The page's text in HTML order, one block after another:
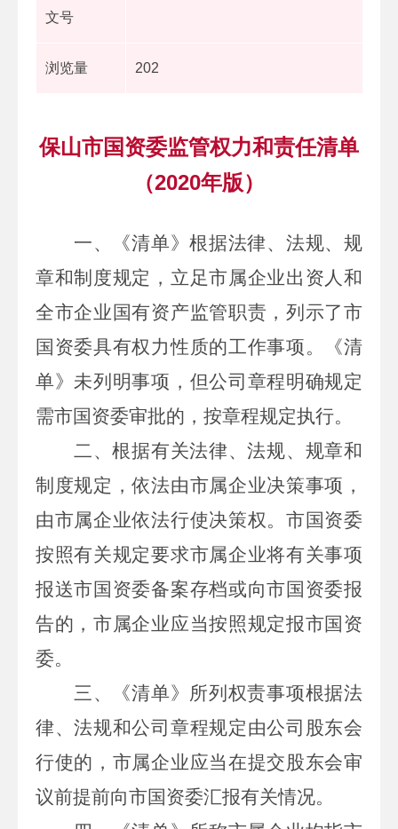
文号
浏览量 202
保山市国资委监管权力和责任清单
（2020年版）
一、 《清单》根据法律、法规、规
章和制度规定，立足市属企业出资人和
全市企业国有资产监管职责，列示了市
国资委具有权力性质的工作事项。《清
单》未列明事项，但公司章程明确规定
需市国资委审批的，按章程规定执行。
二、根据有关法律、法规、规章和
制度规定 ，依法由市属企业决策事项，
由市属企业依法行使决策权。 市国资委
按照有关规定要求市属企业将有关事项
报送市国资委备案存档或向市国资委报
告的，市属企业应当按照规定报市国资
委。
三、
《清单》 所列权责事项根据法
律、法规和公司章程规定由公司股东会
行使的， 市属企业应当在提交股东会审
议前提前向市国资委汇报有关情况。